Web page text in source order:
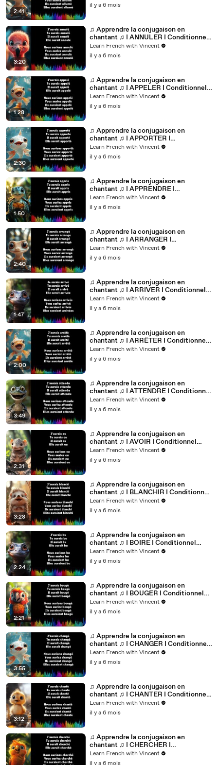
2:41
il y a 6 mois
3:20
♫ Apprendre la conjugaison en
chantant ♫ I ANNULER I Conditionnel
Passé_
Learn French with Vincent
il y a 6 mois
1:28
♫ Apprendre la conjugaison en
chantant ♫ I APPELER I Conditionnel
Passé_
Learn French with Vincent
il y a 6 mois
2:30
♫ Apprendre la conjugaison en
chantant ♫ I APPORTER I
Conditionnel Passé_
Learn French with Vincent
il y a 6 mois
1:50
♫ Apprendre la conjugaison en
chantant ♫ I APPRENDRE I
Conditionnel Passé_
Learn French with Vincent
il y a 6 mois
2:40
♫ Apprendre la conjugaison en
chantant ♫ I ARRANGER I
Conditionnel Passé_
Learn French with Vincent
il y a 6 mois
1:47
♫ Apprendre la conjugaison en
chantant ♫ I ARRIVER I Conditionnel
Passé_
Learn French with Vincent
il y a 6 mois
2:00
♫ Apprendre la conjugaison en
chantant ♫ I ARRÊTER I Conditionnel
Passé_
Learn French with Vincent
il y a 6 mois
3:49
♫ Apprendre la conjugaison en
chantant ♫ I ATTENDRE I Conditionnel
Passé_
Learn French with Vincent
il y a 6 mois
2:31
♫ Apprendre la conjugaison en
chantant ♫ I AVOIR I Conditionnel
Passé_
Learn French with Vincent
il y a 6 mois
3:28
♫ Apprendre la conjugaison en
chantant ♫ I BLANCHIR I Conditionnel
Passé_
Learn French with Vincent
il y a 6 mois
2:24
♫ Apprendre la conjugaison en
chantant ♫ I BOIRE I Conditionnel
Passé_
Learn French with Vincent
il y a 6 mois
2:21
♫ Apprendre la conjugaison en
chantant ♫ I BOUGER I Conditionnel
Passé_
Learn French with Vincent
il y a 6 mois
3:55
♫ Apprendre la conjugaison en
chantant ♫ I CHANGER I Conditionnel
Passé_
Learn French with Vincent
il y a 6 mois
3:12
♫ Apprendre la conjugaison en
chantant ♫ I CHANTER I Conditionnel
Passé_
Learn French with Vincent
il y a 6 mois
♫ Apprendre la conjugaison en
chantant ♫ I CHERCHER I
Conditionnel Passé_
Learn French with Vincent